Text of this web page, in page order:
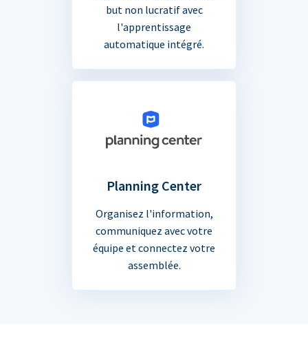
but non lucratif avec
l'apprentissage
automatique intégré.
Planning Center
Organisez l'information,
communiquez avec votre
équipe et connectez votre
assemblée.